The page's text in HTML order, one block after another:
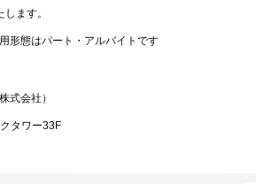
ます。
形態はパート・アルバイトです
式会社）
タワー33F